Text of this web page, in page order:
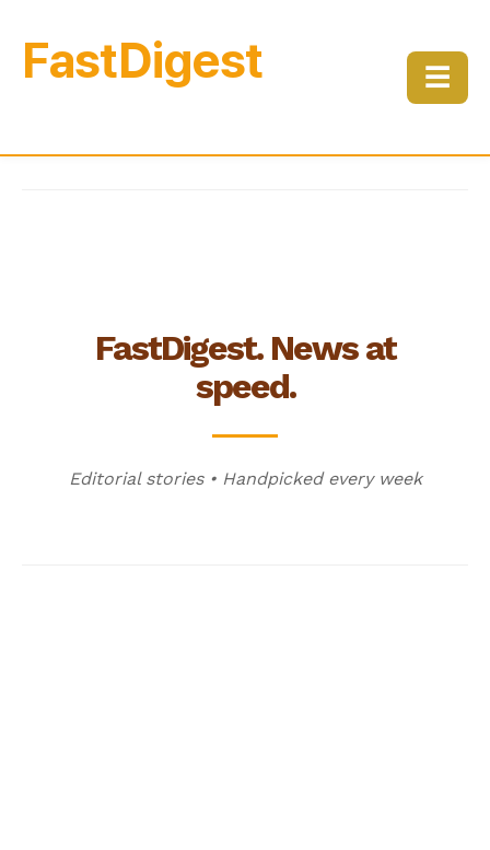
FastDigest ☰
FastDigest. News at
speed.
Editorial stories • Handpicked every week